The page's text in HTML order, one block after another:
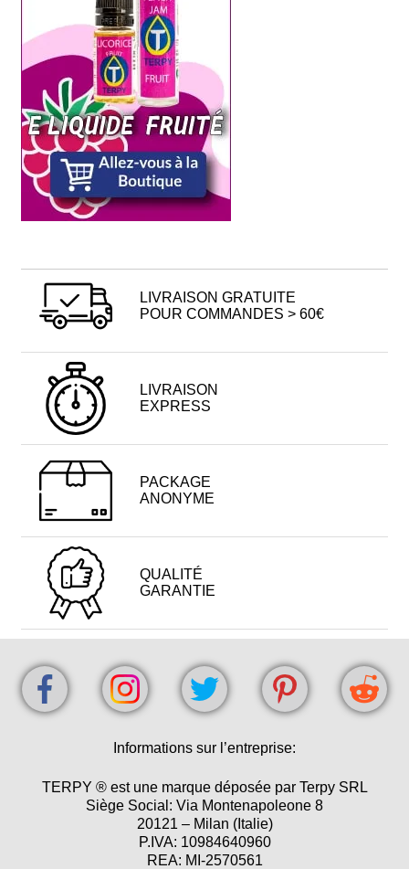
LIVRAISON GRATUITE
POUR COMMANDES > 60€
LIVRAISON
EXPRESS
PACKAGE
ANONYME
QUALITÉ
GARANTIE
Informations sur l’entreprise:
TERPY ® est une marque déposée par Terpy SRL
Siège Social: Via Montenapoleone 8
20121 – Milan (Italie)
P.IVA: 10984640960
REA: MI-2570561